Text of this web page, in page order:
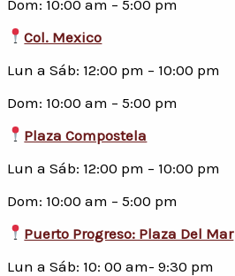
Dom: 10:00 am – 5:00 pm
Col. Mexico
Lun a Sáb: 12:00 pm – 10:00 pm
Dom: 10:00 am – 5:00 pm
Plaza Compostela
Lun a Sáb: 12:00 pm – 10:00 pm
Dom: 10:00 am – 5:00 pm
Puerto Progreso: Plaza Del Mar
Lun a Sáb: 10: 00 am- 9:30 pm